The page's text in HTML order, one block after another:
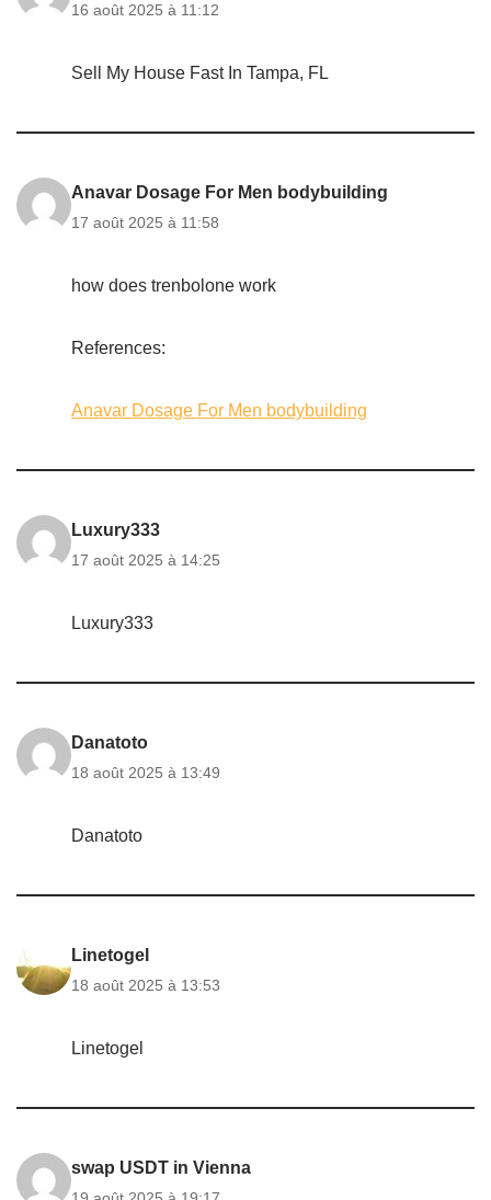
16 août 2025 à 11:12
Sell My House Fast In Tampa, FL
Anavar Dosage For Men bodybuilding
17 août 2025 à 11:58
how does trenbolone work
References:
Anavar Dosage For Men bodybuilding
Luxury333
17 août 2025 à 14:25
Luxury333
Danatoto
18 août 2025 à 13:49
Danatoto
Linetogel
18 août 2025 à 13:53
Linetogel
swap USDT in Vienna